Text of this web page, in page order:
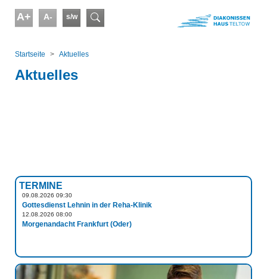
A+ A- s/w Suchformular
Startseite
Aktuelles
Aktuelles
TERMINE
09.08.2026 09:30
Gottesdienst Lehnin in der Reha-Klinik
12.08.2026 08:00
Morgenandacht Frankfurt (Oder)